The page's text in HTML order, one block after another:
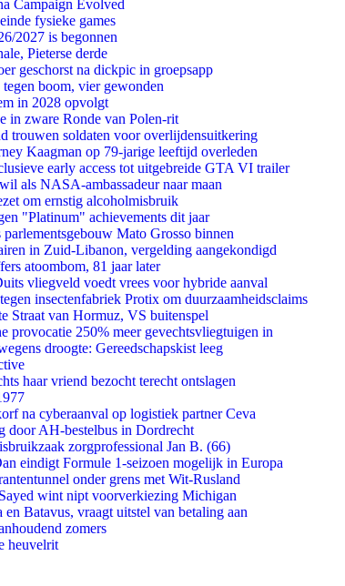
Campaign Evolved
fysieke games
2027 is begonnen
Pieterse derde
geschorst na dickpic in groepsapp
boom, vier gewonden
in 2028 opvolgt
in zware Ronde van Polen-rit
trouwen soldaten voor overlijdensuitkering
Kaagman op 79-jarige leeftijd overleden
early access tot uitgebreide GTA VI trailer
als NASA-ambassadeur naar maan
om ernstig alcoholmisbruik
"Platinum" achievements dit jaar
Mato Grosso binnen
in Zuid-Libanon, vergelding aangekondigd
atoombom, 81 jaar later
vliegveld voedt vrees voor hybride aanval
insectenfabriek Protix om duurzaamheidsclaims
Straat van Hormuz, VS buitenspel
provocatie 250% meer gevechtsvliegtuigen in
droogte: Gereedschapskist leeg
haar vriend bezocht terecht ontslagen
na cyberaanval op logistiek partner Ceva
door AH-bestelbus in Dordrecht
zorgprofessional Jan B. (66)
eindigt Formule 1-seizoen mogelijk in Europa
onder grens met Wit-Rusland
wint nipt voorverkiezing Michigan
Batavus, vraagt uitstel van betaling aan
zomers
heuvelrit